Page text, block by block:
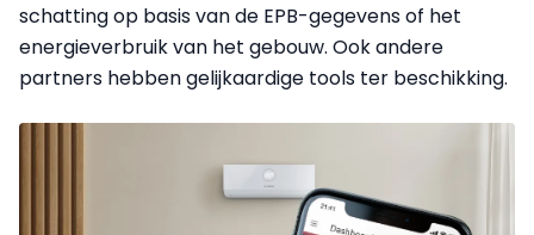
schatting op basis van de EPB-gegevens of het
energieverbruik van het gebouw. Ook andere
partners hebben gelijkaardige tools ter beschikking.